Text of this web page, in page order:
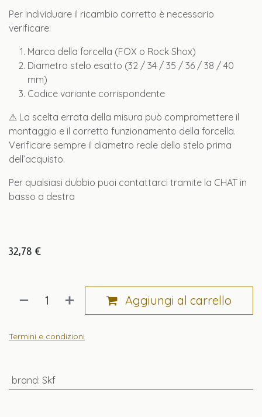
Per individuare il ricambio corretto è necessario
verificare:
Marca della forcella (FOX o Rock Shox)
Diametro stelo esatto (32 / 34 / 35 / 36 / 38 / 40
mm)
Codice variante corrispondente
⚠ La scelta errata della misura può compromettere il
montaggio e il corretto funzionamento della forcella.
Verificare sempre il diametro reale dello stelo prima
dell’acquisto.
Per qualsiasi dubbio puoi contattarci tramite la CHAT in
basso a destra
32,78 €
Aggiungi al carrello
Termini e condizioni
brand: Skf